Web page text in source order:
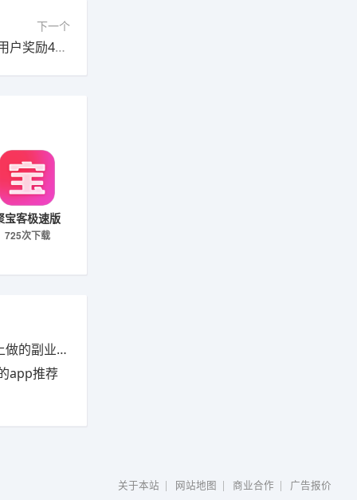
下一个
快手极速版邀请一人得多少钱？目前邀请一名新用户奖励48元
宝客极速版
725次下载
晚上7一10点小时工兼职工作，推荐五种适合晚上做的副业项目
app推荐
关于本站 | 网站地图 | 商业合作 | 广告报价